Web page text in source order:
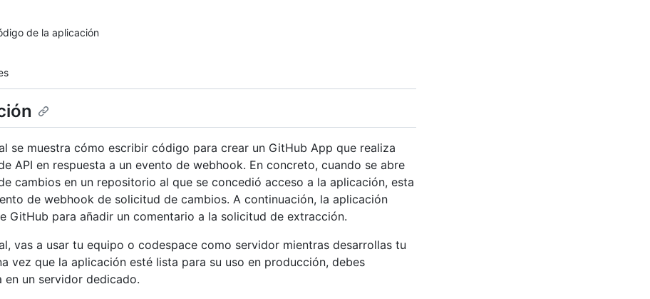
de la aplicación
se muestra cómo escribir código para crear un GitHub App que realiza
API en respuesta a un evento de webhook. En concreto, cuando se abre
cambios en un repositorio al que se concedió acceso a la aplicación, esta
de webhook de solicitud de cambios. A continuación, la aplicación
GitHub para añadir un comentario a la solicitud de extracción.
vas a usar tu equipo o codespace como servidor mientras desarrollas tu
vez que la aplicación esté lista para su uso en producción, debes
en un servidor dedicado.